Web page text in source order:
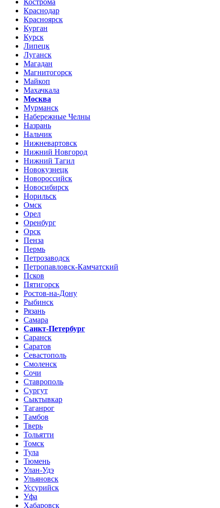
Краснодар
Красноярск
Курган
Курск
Липецк
Луганск
Магадан
Магнитогорск
Майкоп
Махачкала
Москва
Мурманск
Набережные Челны
Назрань
Нальчик
Нижневартовск
Нижний Новгород
Нижний Тагил
Новокузнецк
Новороссийск
Новосибирск
Норильск
Омск
Орел
Оренбург
Орск
Пенза
Пермь
Петрозаводск
Петропавловск-Камчатский
Псков
Пятигорск
Ростов-на-Дону
Рыбинск
Рязань
Самара
Санкт-Петербург
Саранск
Саратов
Севастополь
Смоленск
Сочи
Ставрополь
Сургут
Сыктывкар
Таганрог
Тамбов
Тверь
Тольятти
Томск
Тула
Тюмень
Улан-Удэ
Ульяновск
Уссурийск
Уфа
Хабаровск